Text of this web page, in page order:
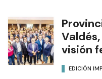
visión
EDICIÓN